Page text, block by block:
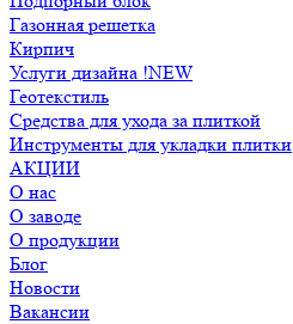
Газонная решетка
Кирпич
Услуги дизайна !NEW
Геотекстиль
Средства для ухода за плиткой
Инструменты для укладки плитки
АКЦИИ
О нас
О заводе
О продукции
Блог
Новости
Вакансии